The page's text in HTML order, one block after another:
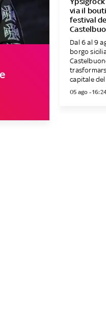
via il
festival
Dal 6 al 9
borgo
capitale
05 ago -